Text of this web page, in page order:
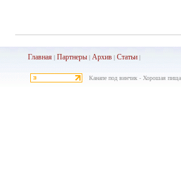
Главная |Партнеры |Архив |Статьи |
Канапе под винчик - Хорошая